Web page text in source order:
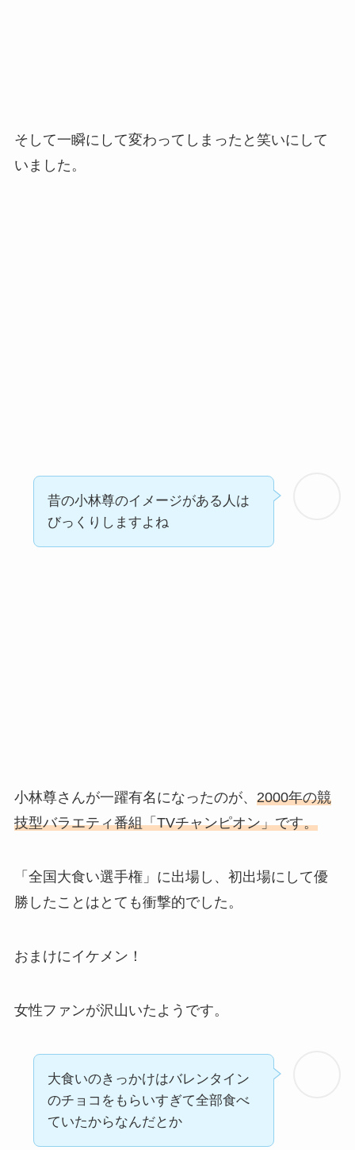
そして一瞬にして変わってしまったと笑いにして
いました。
昔の小林尊のイメージがある人は
びっくりしますよね
小林尊さんが一躍有名になったのが、 2000年の競
技型バラエティ番組「TVチャンピオン」です。
「全国大食い選手権」に出場し、初出場にして優
勝したことはとても衝撃的でした。
おまけにイケメン！
女性ファンが沢山いたようです。
大食いのきっかけはバレンタイン
のチョコをもらいすぎて全部食べ
ていたからなんだとか